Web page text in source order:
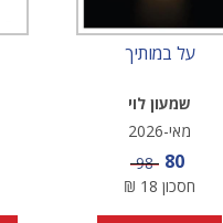
על במותיך
שמעון לוי
מאי-2026
מחיר מבצע
80 מחיר
98
חסכון 18
₪